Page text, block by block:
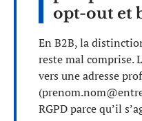
opt-out et
En B2B, la
reste mal comprise.
vers une adresse
(
RGPD parce qu’il